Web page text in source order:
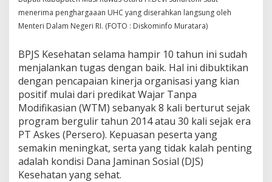
menerima penghargaaan UHC yang diserahkan langsung oleh
Menteri Dalam Negeri RI. (FOTO : Diskominfo Muratara)
BPJS Kesehatan selama hampir 10 tahun ini sudah
menjalankan tugas dengan baik. Hal ini dibuktikan
dengan pencapaian kinerja organisasi yang kian
positif mulai dari predikat Wajar Tanpa
Modifikasian (WTM) sebanyak 8 kali berturut sejak
program bergulir tahun 2014 atau 30 kali sejak era
PT Askes (Persero). Kepuasan peserta yang
semakin meningkat, serta yang tidak kalah penting
adalah kondisi Dana Jaminan Sosial (DJS)
Kesehatan yang sehat.